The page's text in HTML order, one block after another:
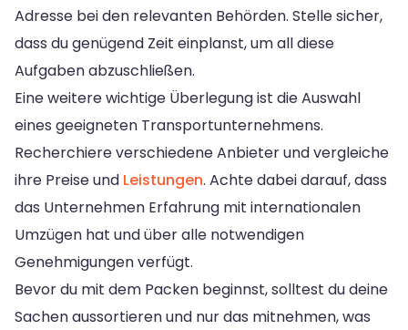
Adresse bei den relevanten Behörden. Stelle sicher,
dass du genügend Zeit einplanst, um all diese
Aufgaben abzuschließen.
Eine weitere wichtige Überlegung ist die Auswahl
eines geeigneten Transportunternehmens.
Recherchiere verschiedene Anbieter und vergleiche
ihre Preise und Leistungen. Achte dabei darauf, dass
das Unternehmen Erfahrung mit internationalen
Umzügen hat und über alle notwendigen
Genehmigungen verfügt.
Bevor du mit dem Packen beginnst, solltest du deine
Sachen aussortieren und nur das mitnehmen, was